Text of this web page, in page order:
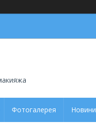
Фотогалерея Новини